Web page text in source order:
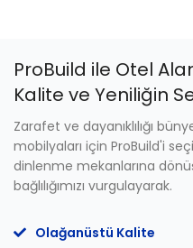
ProBuild ile Otel
Kalite ve Yeniliğin
Zarafet ve dayanıklılığı
mobilyaları için ProBuild'i
dinlenme mekanlarına
bağlılığımızı vurgulayarak.
Olağanüstü Kalite